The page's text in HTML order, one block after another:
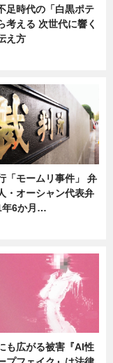
足時代の「白黒ポテ
考える 次世代に響く
え方
「モームリ事件」 弁
・オーシャン代表弁
年6か月…
も広がる被害『AI性